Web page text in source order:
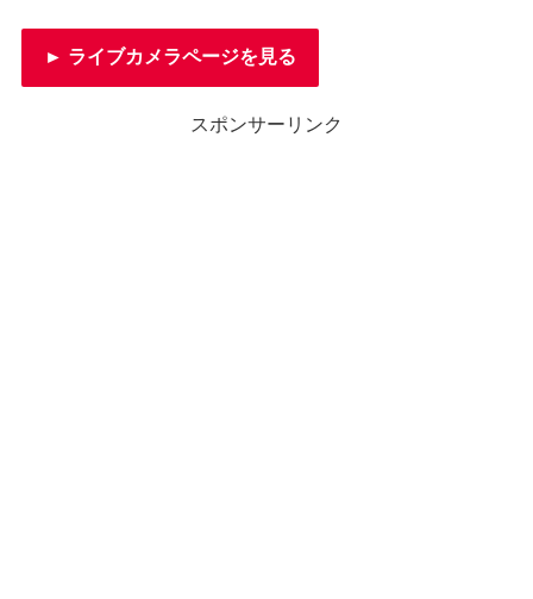
► ライブカメラページを見る
スポンサーリンク